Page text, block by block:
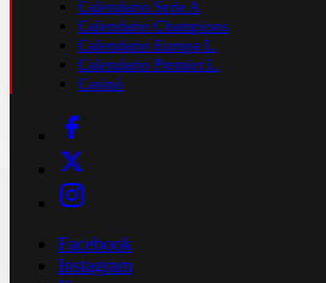
Calendario Serie A
Calendario Champions
Calendario Europa L.
Calendario Premier L.
Casinò
Facebook
Instagram